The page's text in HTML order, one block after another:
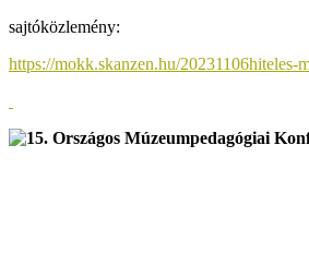
sajtóközlemény:
https://mokk.skanzen.hu/20231106hiteles-